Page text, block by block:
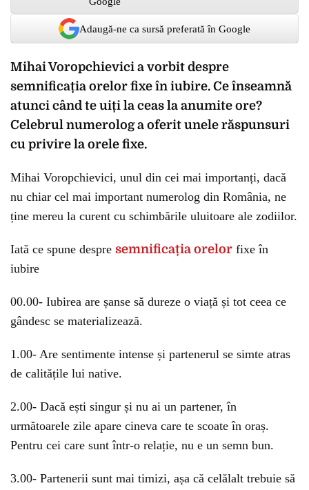
Adaugă-ne ca sursă preferată în Google
Mihai Voropchievici a vorbit despre
semnificația orelor fixe în iubire. Ce înseamnă
atunci când te uiți la ceas la anumite ore?
Celebrul numerolog a oferit unele răspunsuri
cu privire la orele fixe.
Mihai Voropchievici, unul din cei mai importanți, dacă
nu chiar cel mai important numerolog din România, ne
ține mereu la curent cu schimbările uluitoare ale zodiilor.
Iată ce spune despre semnificația orelor fixe în
iubire
00.00- Iubirea are șanse să dureze o viață și tot ceea ce
gândesc se materializează.
1.00- Are sentimente intense și partenerul se simte atras
de calitățile lui native.
2.00- Dacă ești singur și nu ai un partener, în
următoarele zile apare cineva care te scoate în oraș.
Pentru cei care sunt într-o relație, nu e un semn bun.
3.00- Partenerii sunt mai timizi, așa că celălalt trebuie să